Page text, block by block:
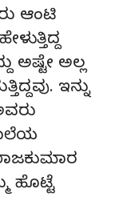
ಆಂಟಿ
ಅಷ್ಟೇ ಅಲ್ಲ
ಇನ್ನು
ಹೊಟ್ಟೆ